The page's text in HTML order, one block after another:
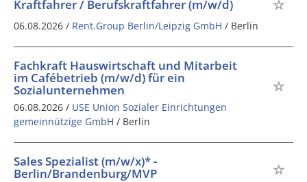
Kraftfahrer / Berufskraftfahrer (m/w/d)
06.08.2026 / Rent.Group Berlin/Leipzig GmbH / Berlin
Fachkraft Hauswirtschaft und Mitarbeit
im Cafébetrieb (m/w/d) für ein
Sozialunternehmen
06.08.2026 / USE Union Sozialer Einrichtungen
gemeinnützige GmbH / Berlin
Sales Spezialist (m/w/x)* -
Berlin/Brandenburg/MVP